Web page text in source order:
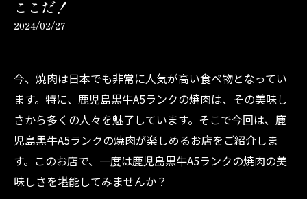
ここだ！
2024/02/27
今、焼肉は日本でも非常に人気が高い食べ物となってい
ます。特に、鹿児島黒牛A5ランクの焼肉は、その美味し
さから多くの人々を魅了しています。そこで今回は、鹿
児島黒牛A5ランクの焼肉が楽しめるお店をご紹介しま
す。このお店で、一度は鹿児島黒牛A5ランクの焼肉の美
味しさを堪能してみませんか？